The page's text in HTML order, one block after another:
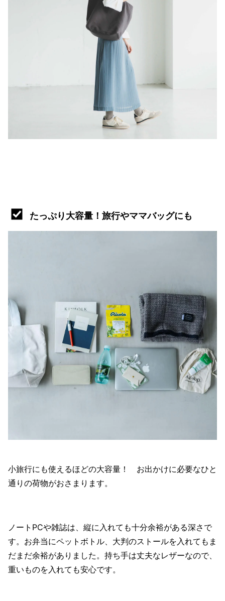
たっぷり大容量！旅行やママバッグにも
小旅行にも使えるほどの大容量！ お出かけに必要なひと
通りの荷物がおさまります。
ノートPCや雑誌は、縦に入れても十分余裕がある深さで
す。お弁当にペットボトル、大判のストールを入れてもま
だまだ余裕がありました。持ち手は丈夫なレザーなので、
重いものを入れても安心です。